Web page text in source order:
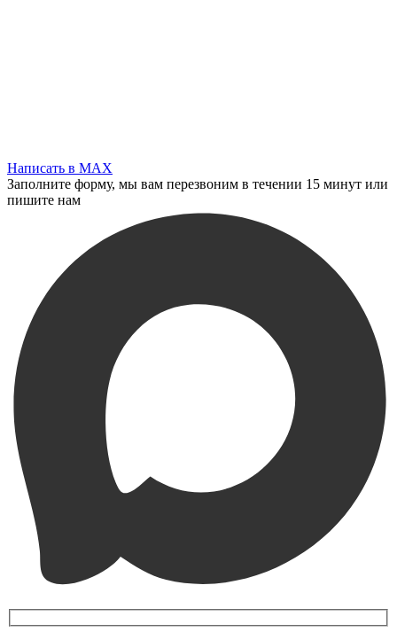
Написать в MAX
Заполните форму, мы вам перезвоним в течении 15 минут или
пишите нам